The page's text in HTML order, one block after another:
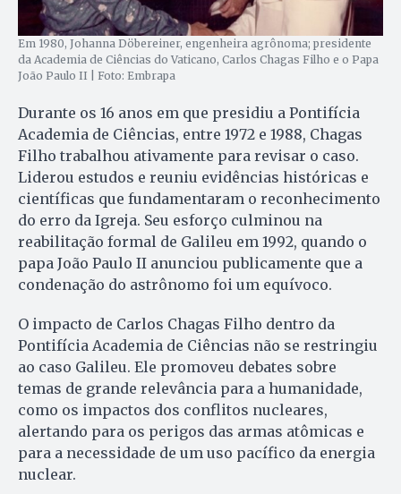
Em 1980, Johanna Döbereiner, engenheira agrônoma; presidente
da Academia de Ciências do Vaticano, Carlos Chagas Filho e o Papa
João Paulo II | Foto: Embrapa
Durante os 16 anos em que presidiu a Pontifícia
Academia de Ciências, entre 1972 e 1988, Chagas
Filho trabalhou ativamente para revisar o caso.
Liderou estudos e reuniu evidências históricas e
científicas que fundamentaram o reconhecimento
do erro da Igreja. Seu esforço culminou na
reabilitação formal de Galileu em 1992, quando o
papa João Paulo II anunciou publicamente que a
condenação do astrônomo foi um equívoco.
O impacto de Carlos Chagas Filho dentro da
Pontifícia Academia de Ciências não se restringiu
ao caso Galileu. Ele promoveu debates sobre
temas de grande relevância para a humanidade,
como os impactos dos conflitos nucleares,
alertando para os perigos das armas atômicas e
para a necessidade de um uso pacífico da energia
nuclear.